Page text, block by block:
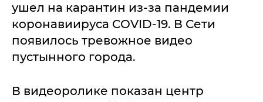
ушел на карантин из-за пандемии
коронавиируса COVID-19. В Сети
появилось тревожное видео
пустынного города.
В видеоролике показан центр